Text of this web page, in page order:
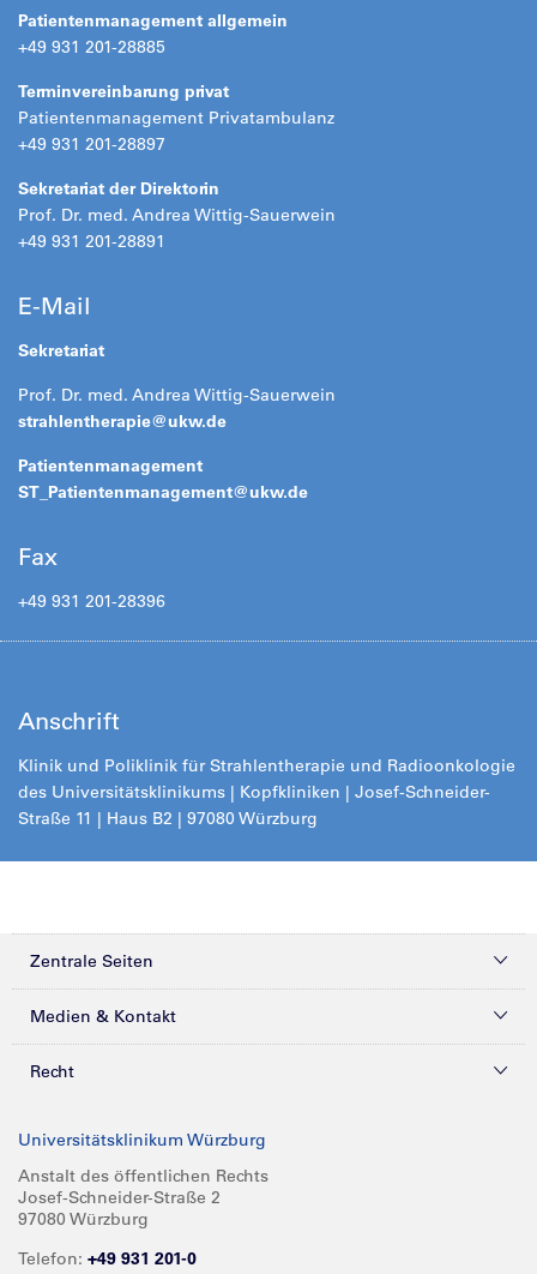
Patientenmanagement allgemein
+49 931 201-28885
Terminvereinbarung privat
Patientenmanagement Privatambulanz
+49 931 201-28897
Sekretariat der Direktorin
Prof. Dr. med. Andrea Wittig-Sauerwein
+49 931 201-28891
E-Mail
Sekretariat
Prof. Dr. med. Andrea Wittig-Sauerwein
strahlentherapie@ukw.de
Patientenmanagement
ST_Patientenmanagement@ukw.de
Fax
+49 931 201-28396
Anschrift
Klinik und Poliklinik für Strahlentherapie und Radioonkologie
des Universitätsklinikums | Kopfkliniken | Josef-Schneider-
Straße 11 | Haus B2 | 97080 Würzburg
Zentrale Seiten
Kliniken & Zentren
Forschung
Karriere
Medien & Kontakt
Presse
Glossar
Spenden
Recht
Compliance
Impressum
Barrierefreiheit
Universitätsklinikum Würzburg
Anstalt des öffentlichen Rechts
Josef-Schneider-Straße 2
97080 Würzburg
Telefon: +49 931 201-0